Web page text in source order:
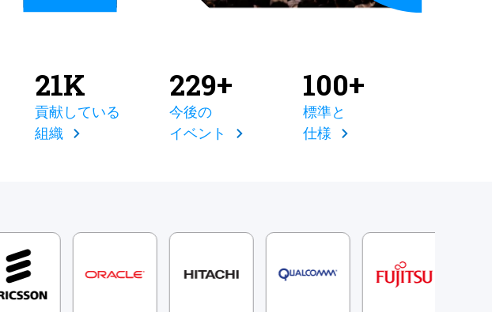
21K
貢献している
組織
229+
今後の
イベント
100+
標準と
仕様